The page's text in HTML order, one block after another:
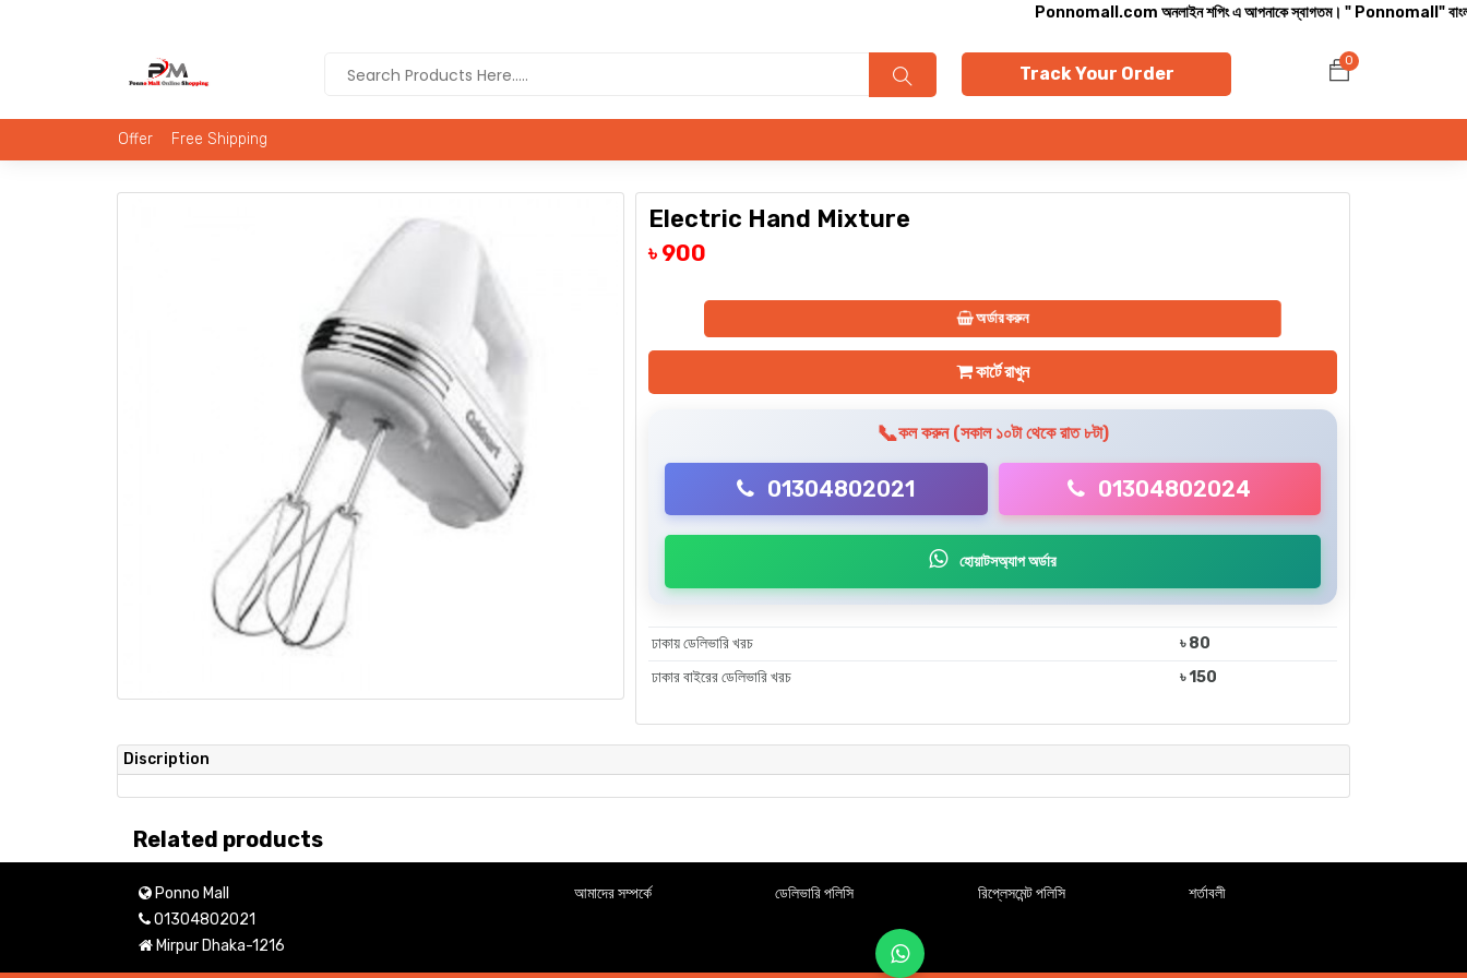
Ponnomall.com অনলাইন শপিং এ আপনাকে স্বাগতম। " Ponnomall" বাংলাদেশের
Track Your Order
0
Offer Free Shipping
Electric Hand Mixture
৳ 900
অর্ডার করুন
কার্টে রাখুন
📞কল করুন (সকাল ১০টা থেকে রাত ৮টা)
01304802021 01304802024
হোয়াটসঅ্যাপ অর্ডার
ঢাকায় ডেলিভারি খরচ
৳ 80
ঢাকার বাইরের ডেলিভারি খরচ
৳ 150
Discription
Related products
Ponno Mall
01304802021
Mirpur Dhaka-1216
আমাদের সম্পর্কে ডেলিভারি পলিসি রিপ্লেসমেন্ট পলিসি শর্তাবলী